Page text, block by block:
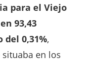
para el Viejo
93,43
del 0,31%,
en los